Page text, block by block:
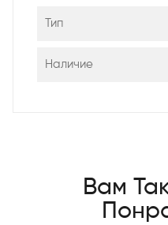
Тип
Наличие
Вам